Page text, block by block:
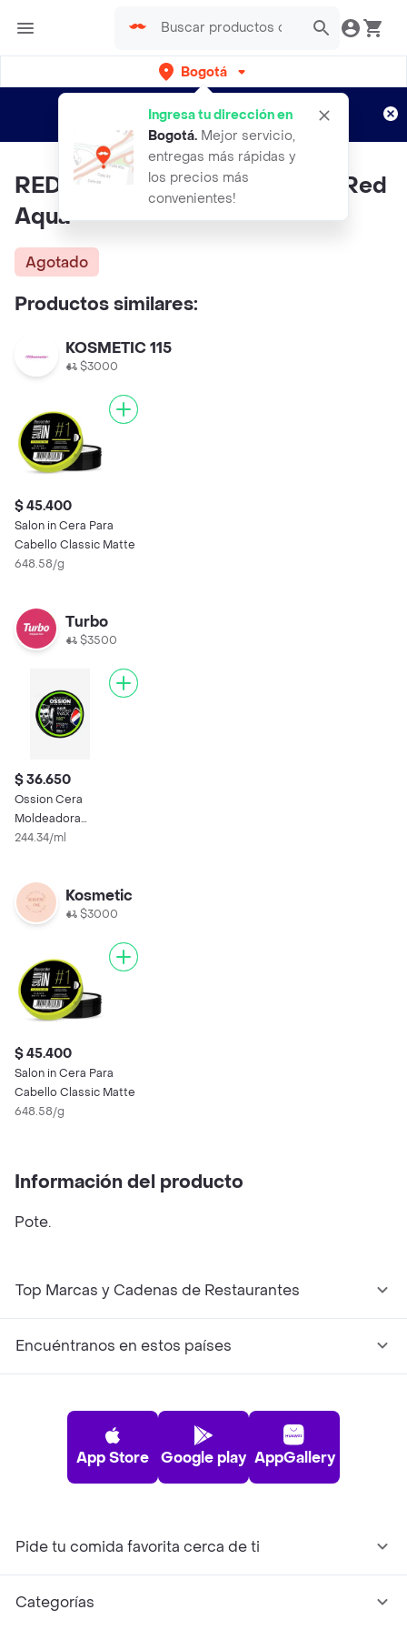
Bogotá
Ingresa tu dirección en
Bogotá. Mejor servicio,
entregas más rápidas y
los precios más
convenientes!
envíos gratis por semanas
Aplican TyC
RED ONE Cera Para El Cabello Red
Aqua
Agotado
Productos similares:
KOSMETIC 115
$3000
$ 45.400
Salon in Cera Para
Cabello Classic Matte
648.58/g
Turbo
$3500
$ 36.650
Ossion Cera
Moldeadora
Profesional Mate Hold
244.34/ml
Kosmetic
$3000
$ 45.400
Salon in Cera Para
Cabello Classic Matte
648.58/g
Información del producto
Pote.
Top Marcas y Cadenas de Restaurantes
Encuéntranos en estos países
App Store Google play AppGallery
Pide tu comida favorita cerca de ti
Categorías